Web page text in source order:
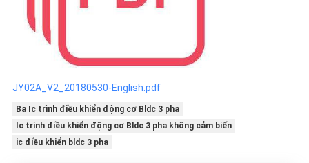
JY02A_V2_20180530-English.pdf
Ba Ic trình điều khiển động cơ Bldc 3 pha
Ic trình điều khiển động cơ Bldc 3 pha không cảm biến
ic điều khiển bldc 3 pha